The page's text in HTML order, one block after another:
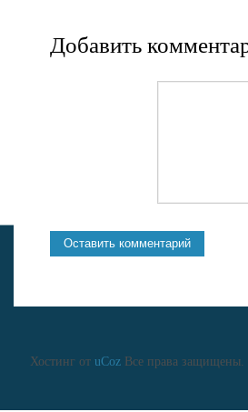
Добавить
Хостинг от uCozВсе права защищены.